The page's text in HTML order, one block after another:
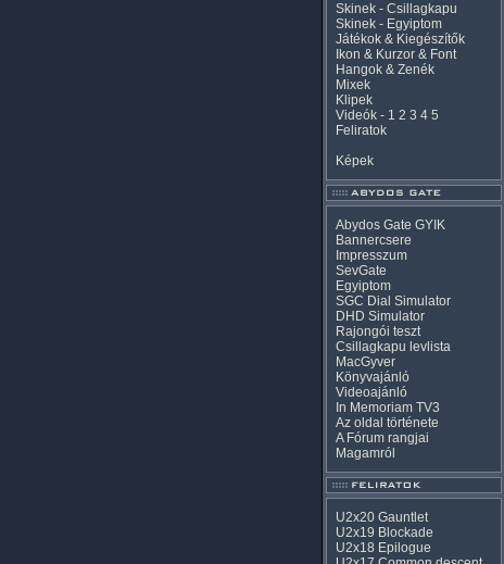
Skinek - Csillagkapu
Skinek - Egyiptom
Játékok & Kiegészítők
Ikon & Kurzor & Font
Hangok & Zenék
Mixek
Klipek
Videók - 1 2 3 4 5
Feliratok
Képek
Abydos Gate GYIK
Bannercsere
Impresszum
SevGate
Egyiptom
SGC Dial Simulator
DHD Simulator
Rajongói teszt
Csillagkapu levlista
MacGyver
Könyvajánló
Videoajánló
In Memoriam TV3
Az oldal története
A Fórum rangjai
Magamról
U2x20 Gauntlet
U2x19 Blockade
U2x18 Epilogue